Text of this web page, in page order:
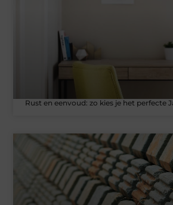
Rust en eenvoud: zo kies je het perfecte